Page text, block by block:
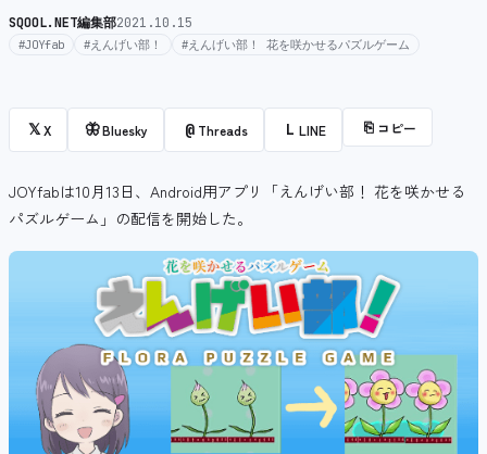
SQOOL.NET編集部2021.10.15
#JOYfab #えんげい部！ #えんげい部！ 花を咲かせるパズルゲーム
𝕏X 🦋Bluesky @ Threads L LINE ⎘ コピー
JOYfabは10月13日、Android用アプリ「えんげい部！ 花を咲かせる
パズルゲーム」の配信を開始した。